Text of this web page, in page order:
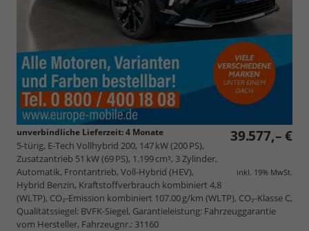
39.577,– €
inkl. 19% MwSt.
unverbindliche Lieferzeit:4 Monate
5-türig, E-Tech Vollhybrid 200, 147 kW (200 PS),
Zusatzantrieb 51 kW (69 PS), 1.199 cm³, 3 Zylinder,
Automatik, Frontantrieb, Voll-Hybrid (HEV),
Hybrid Benzin, Kraftstoffverbrauch kombiniert 4,8
(WLTP), CO₂-Emission kombiniert 107.00 g/km (WLTP), CO₂-Klasse C,
Qualitätssiegel: BVFK-Siegel, Garantieleistung: Fahrzeuggarantie
vom Hersteller, Fahrzeugnr.: 31160